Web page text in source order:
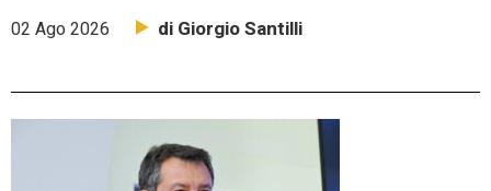
02 Ago 2026 di Giorgio Santilli